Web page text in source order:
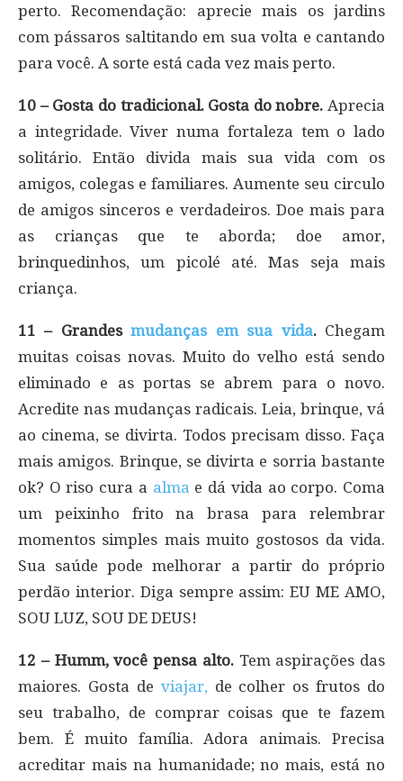
perto. Recomendação: aprecie mais os jardins
com pássaros saltitando em sua volta e cantando
para você. A sorte está cada vez mais perto.
10 – Gosta do tradicional. Gosta do nobre. Aprecia
a integridade. Viver numa fortaleza tem o lado
solitário. Então divida mais sua vida com os
amigos, colegas e familiares. Aumente seu circulo
de amigos sinceros e verdadeiros. Doe mais para
as crianças que te aborda; doe amor,
brinquedinhos, um picolé até. Mas seja mais
criança.
11 – Grandesmudanças em sua vida.Chegam
muitas coisas novas. Muito do velho está sendo
eliminado e as portas se abrem para o novo.
Acredite nas mudanças radicais. Leia, brinque, vá
ao cinema, se divirta. Todos precisam disso. Faça
mais amigos. Brinque, se divirta e sorria bastante
ok? O riso cura a alma e dá vida ao corpo. Coma
um peixinho frito na brasa para relembrar
momentos simples mais muito gostosos da vida.
Sua saúde pode melhorar a partir do próprio
perdão interior. Diga sempre assim: EU ME AMO,
SOU LUZ, SOU DE DEUS!
12 – Humm, você pensa alto.Tem aspirações das
maiores. Gosta de viajar, de colher os frutos do
seu trabalho, de comprar coisas que te fazem
bem. É muito família. Adora animais. Precisa
acreditar mais na humanidade; no mais, está no